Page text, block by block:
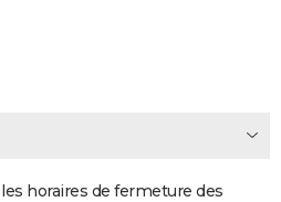
horaires de fermeture des